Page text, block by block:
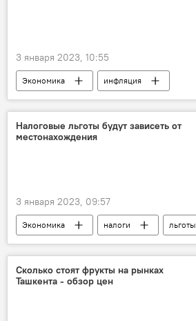
3 января 2023, 10:55
Экономика инфляция
Налоговые льготы будут зависеть от
местонахождения
3 января 2023, 09:57
Экономика налоги
льготы
Узбекистан
Указ
Сколько стоят фрукты на рынках
Ташкента - обзор цен